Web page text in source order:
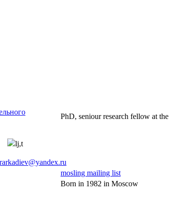
PhD, seniour research fellow at the
lj,t
mosling mailing list
Born in 1982 in Moscow